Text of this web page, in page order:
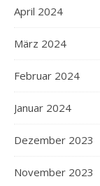
April 2024
März 2024
Februar 2024
Januar 2024
Dezember 2023
November 2023